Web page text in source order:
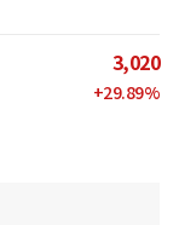
3,020
+29.89%